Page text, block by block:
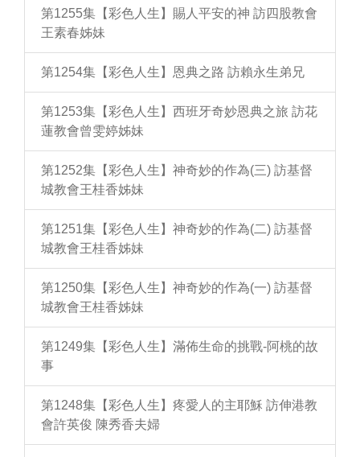
第1255集【彩色人生】賜人平安的神 訪四股教會
王素春姊妹
第1254集【彩色人生】恩典之路 訪賴永生弟兄
第1253集【彩色人生】西班牙奇妙恩典之旅 訪花
蓮教會曾雯婷姊妹
第1252集【彩色人生】神奇妙的作為(三) 訪基督
城教會王桂香姊妹
第1251集【彩色人生】神奇妙的作為(二) 訪基督
城教會王桂香姊妹
第1250集【彩色人生】神奇妙的作為(一) 訪基督
城教會王桂香姊妹
第1249集【彩色人生】滿佈生命的挑戰-阿桃的故
事
第1248集【彩色人生】疼愛人的主耶穌 訪伸港教
會許英俊 陳秀香夫婦